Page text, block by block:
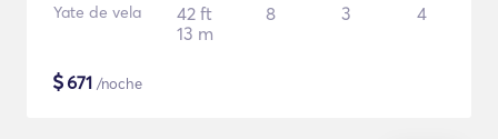
Yate de vela
42 ft
13 m
8 3 4
$671 /noche